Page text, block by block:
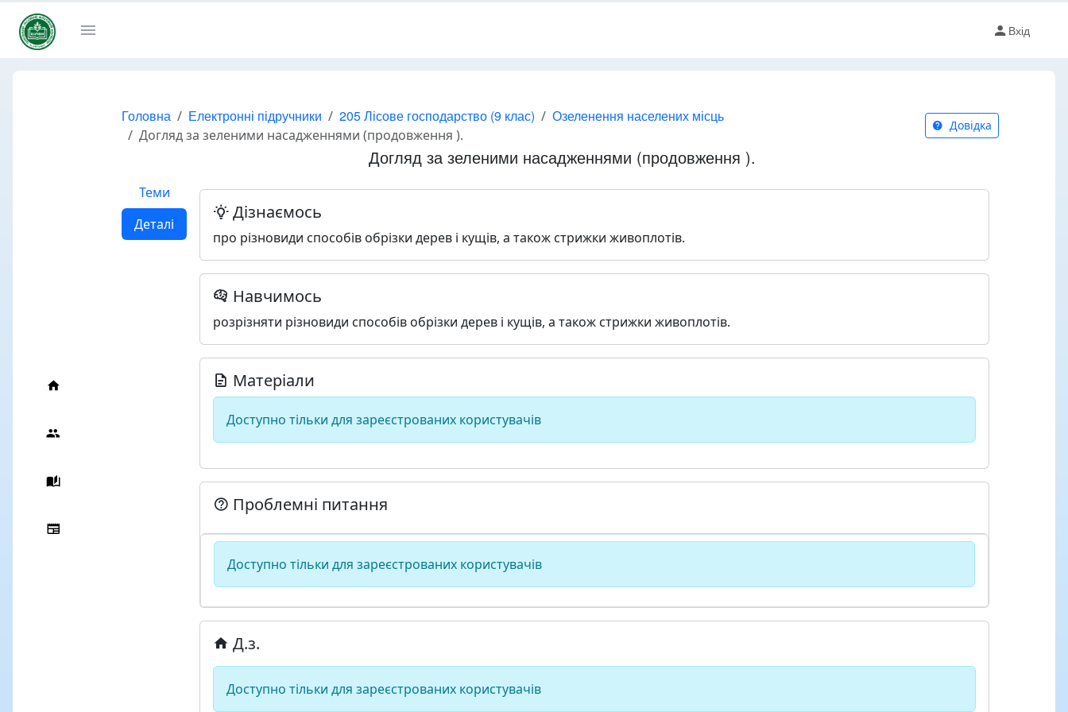
Вхід
Головна Електронні підручники 205 Лісове господарство (9 клас) Озеленення населених місць
Догляд за зеленими насадженнями (продовження ).
Довідка
Догляд за зеленими насадженнями (продовження ).
Теми
Деталі
Дізнаємось
про різновиди способів обрізки дерев і кущів, а також стрижки живоплотів.
Навчимось
розрізняти різновиди способів обрізки дерев і кущів, а також стрижки живоплотів.
Матеріали
Доступно тільки для зареєстрованих користувачів
Проблемні питання
Доступно тільки для зареєстрованих користувачів
Д.з.
Доступно тільки для зареєстрованих користувачів